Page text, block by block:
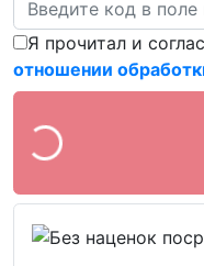
Я прочитал и
отношении